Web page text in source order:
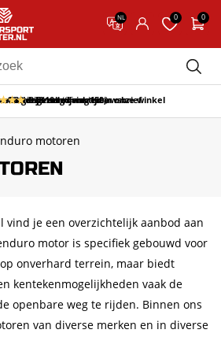
NL 0 0
afhalen & retourneren in onze winkel
Gratis bezorgd v.a. 150,-
30 dagen bedenktijd
bij inschrijving nieuwsbrief
9.5/10 (65 reviews)
motoren
vind je een overzichtelijk aanbod aan
motor is specifiek gebouwd voor
onverhard terrein, maar biedt
kentekenmogelijkheden vaak de
openbare weg te rijden. Binnen ons
van diverse merken en in diverse